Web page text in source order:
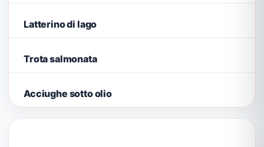
Latterino di lago
Trota salmonata
Acciughe sotto olio